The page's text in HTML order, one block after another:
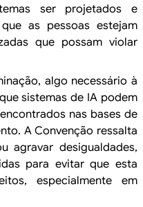
ser projetados e
as pessoas estejam
que possam violar
algo necessário à
sistemas de IA podem
nas bases de
A Convenção ressalta
agravar desigualdades,
para evitar que esta
especialmente em